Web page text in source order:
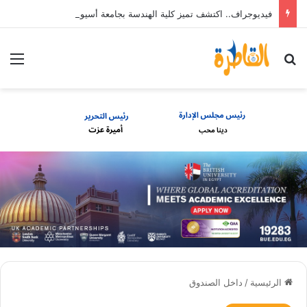
فيديوجراف.. اكتشف تميز كلية الهندسة بجامعة أسيوط
بحث عن
الرئيسية / داخل الصندوق